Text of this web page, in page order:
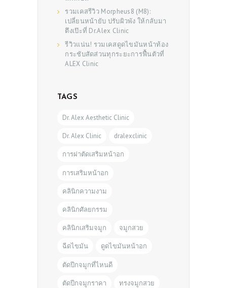
รวมเคสรีวิว Morpheus8 (M8):
เปลี่ยนหน้ายับ ปรับผิวพัง ให้กลับมา
ตึงเป๊ะที่ Dr.Alex Clinic
รีวิวแน่น! รวมเคสดูดไขมันหน้าท้อง
กระชับสัดส่วนทุกระยะการฟื้นตัวที่
ALEX Clinic
TAGS
Dr. Alex Aesthetic Clinic
Dr. Alex Clinic dralexclinic
การผ่าตัดเสริมหน้าอก
การเสริมหน้าอก
คลินิกความงาม
คลินิกศัลยกรรม
คลินิกเสริมจมูก จมูกสวย
ฉีดไขมัน ดูดไขมันหน้าอก
ตัดปีกจมูกที่ไหนดี
ตัดปีกจมูกราคา ทรงจมูกสวย